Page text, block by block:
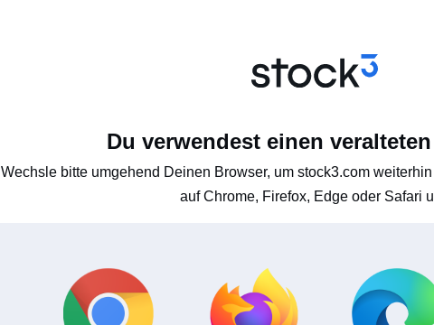
Du verwendest einen
Wechsle bitte umgehend Deinen Browser, um stock3.com
auf Chrome, Firefox, Edge oder Safari